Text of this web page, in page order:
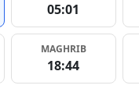
05:01
MAGHRIB
18:44